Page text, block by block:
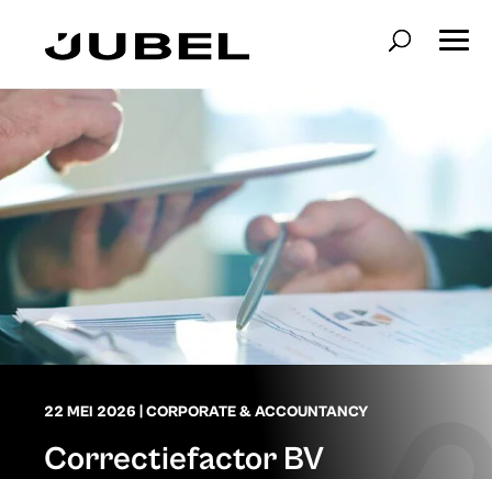
22 MEI 2026 CORPORATE & ACCOUNTANCY
Correctiefactor BV